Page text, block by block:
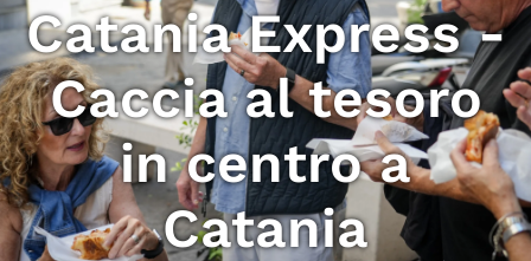
Catania Express -
Caccia al tesoro
in centro a
Catania